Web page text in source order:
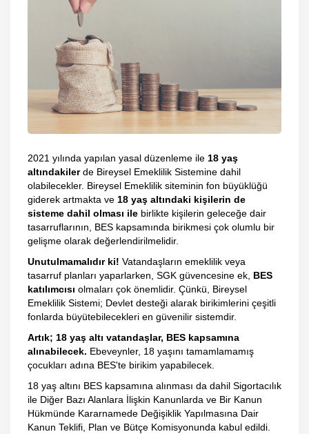
2021 yılında yapılan yasal düzenleme ile 18 yaş
altındakilerde Bireysel Emeklilik Sistemine dahil
olabilecekler. Bireysel Emeklilik siteminin fon büyüklüğü
giderek artmakta ve 18 yaş altındaki kişilerin de
sisteme dahil olması ile birlikte kişilerin geleceğe dair
tasarruflarının, BES kapsamında birikmesi çok olumlu bir
gelişme olarak değerlendirilmelidir.
Unutulmamalıdır ki! Vatandaşların emeklilik veya
tasarruf planları yaparlarken, SGK güvencesine ek, BES
katılımcısı olmaları çok önemlidir. Çünkü, Bireysel
Emeklilik Sistemi; Devlet desteği alarak birikimlerini çeşitli
fonlarda büyütebilecekleri en güvenilir sistemdir.
Artık; 18 yaş altı vatandaşlar, BES kapsamına
alınabilecek. Ebeveynler, 18 yaşını tamamlamamış
çocukları adına BES'te birikim yapabilecek.
18 yaş altını BES kapsamına alınması da dahil Sigortacılık
ile Diğer Bazı Alanlara İlişkin Kanunlarda ve Bir Kanun
Hükmünde Kararnamede Değişiklik Yapılmasına Dair
Kanun Teklifi, Plan ve Bütçe Komisyonunda kabul edildi.